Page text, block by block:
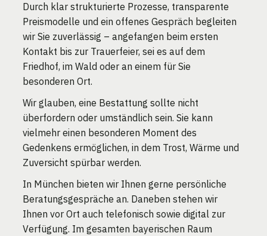
Durch klar strukturierte Prozesse, transparente
Preismodelle und ein offenes Gespräch begleiten
wir Sie zuverlässig – angefangen beim ersten
Kontakt bis zur Trauerfeier, sei es auf dem
Friedhof, im Wald oder an einem für Sie
besonderen Ort.
Wir glauben, eine Bestattung sollte nicht
überfordern oder umständlich sein. Sie kann
vielmehr einen besonderen Moment des
Gedenkens ermöglichen, in dem Trost, Wärme und
Zuversicht spürbar werden.
In München bieten wir Ihnen gerne persönliche
Beratungsgespräche an. Daneben stehen wir
Ihnen vor Ort auch telefonisch sowie digital zur
Verfügung. Im gesamten bayerischen Raum